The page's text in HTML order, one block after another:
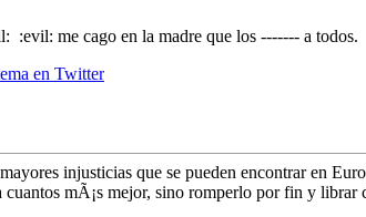
me cago en la madre que los ------- a todos.
injusticias que se pueden encontrar en
mÃ¡s mejor, sino romperlo por fin y librar